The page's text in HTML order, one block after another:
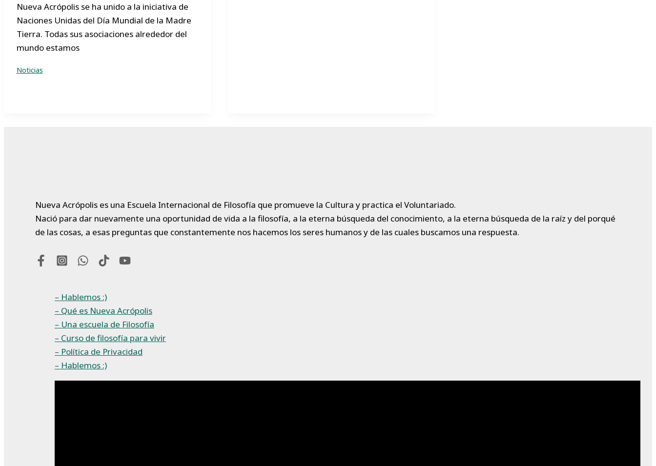
Nueva Acrópolis se ha unido a la iniciativa de
Naciones Unidas del Día Mundial de la Madre
Tierra. Todas sus asociaciones alrededor del
mundo estamos
Noticias
Nueva Acrópolis es una Escuela Internacional de Filosofía que promueve la Cultura y practica el Voluntariado.
Nació para dar nuevamente una oportunidad de vida a la filosofía, a la eterna búsqueda del conocimiento, a la eterna búsqueda de la raíz y del porqué
de las cosas, a esas preguntas que constantemente nos hacemos los seres humanos y de las cuales buscamos una respuesta.
– Hablemos :)
– Qué es Nueva Acrópolis
– Una escuela de Filosofía
– Curso de filosofía para vivir
– Política de Privacidad
– Hablemos :)